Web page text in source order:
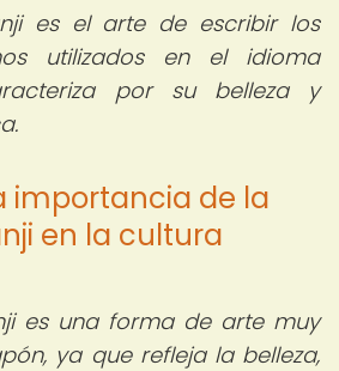
es el arte de escribir los
utilizados en el idioma
por su belleza y
importancia de la
en la cultura
es una forma de arte muy
ya que refleja la belleza,